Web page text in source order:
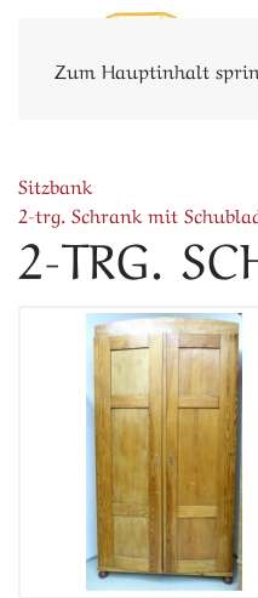
Zum Hauptinhalt
Sitzbank
2-trg. Schrank mit
2-TRG.